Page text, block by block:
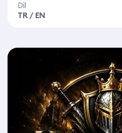
Dil
TR / EN